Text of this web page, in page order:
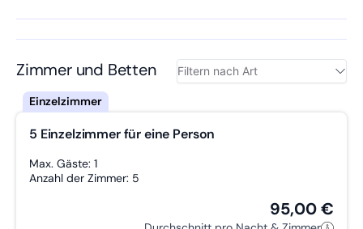
Gastgebers mit Begeisterung fort.
Zimmer und Betten
5 Einzelzimmer für eine Person
Max. Gäste: 1
Anzahl der Zimmer: 5
95,00 €